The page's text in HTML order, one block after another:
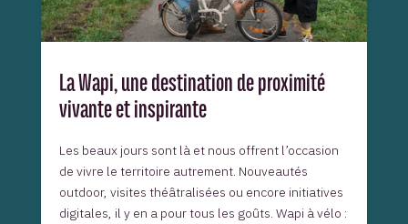
La Wapi, une destination de proximité
vivante et inspirante
Les beaux jours sont là et nous offrent l’occasion
de vivre le territoire autrement. Nouveautés
outdoor, visites théâtralisées ou encore initiatives
digitales, il y en a pour tous les goûts. Wapi à vélo :